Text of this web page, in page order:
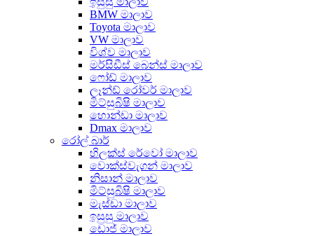
BMW මාලාව
Toyota මාලාව
VW මාලාව
විශ්ව මාලාව
මර්සිඩීස් බෙන්ස් මාලාව
ෆෝඩ් මාලාව
ලෑන්ඩ් රෝවර් මාලාව
මිට්සුබිෂි මාලාව
හොන්ඩා මාලාව
Dmax මාලාව
රෝල් බාර්
හිලක්ස් රේවෝ මාලාව
වොක්ස්වැගන් මාලාව
නිසාන් මාලාව
මිට්සුබිෂි මාලාව
මැස්ඩා මාලාව
ඉසුසු මාලාව
ඩොජ් මාලාව